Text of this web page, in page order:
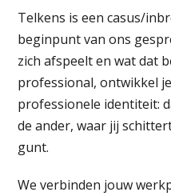
Telkens is een casus/
beginpunt van ons
zich afspeelt en wat dat
professional, ontwikkel
professionele identiteit:
de ander, waar jij
gunt.
We verbinden jouw